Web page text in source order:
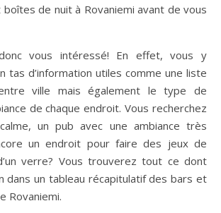
de nuit à Rovaniemi avant de vous
vous intéressé! En effet, vous y
tas d’information utiles comme une liste
ville mais également le type de
de chaque endroit. Vous recherchez
un pub avec une ambiance très
un endroit pour faire des jeux de
verre? Vous trouverez tout ce dont
dans un tableau récapitulatif des bars et
Rovaniemi.